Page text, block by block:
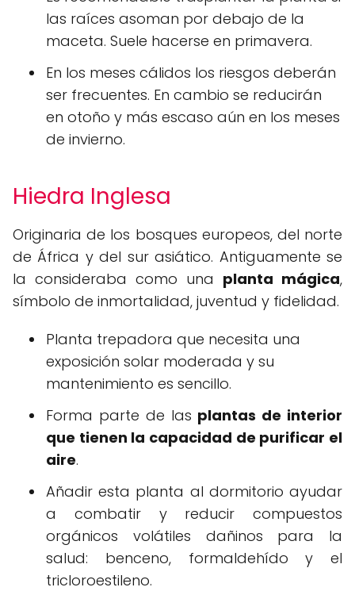
las raíces asoman por debajo de la
maceta. Suele hacerse en primavera.
En los meses cálidos los riesgos deberán
ser frecuentes. En cambio se reducirán
en otoño y más escaso aún en los meses
de invierno.
Hiedra Inglesa
Originaria de los bosques europeos, del norte
de África y del sur asiático. Antiguamente se
la consideraba como una planta mágica,
símbolo de inmortalidad, juventud y fidelidad.
Planta trepadora que necesita una
exposición solar moderada y su
mantenimiento es sencillo.
Forma parte de las plantas de interior
que tienen la capacidad de purificar el
aire.
Añadir esta planta al dormitorio ayudar
a combatir y reducir compuestos
orgánicos volátiles dañinos para la
salud: benceno, formaldehído y el
tricloroestileno.